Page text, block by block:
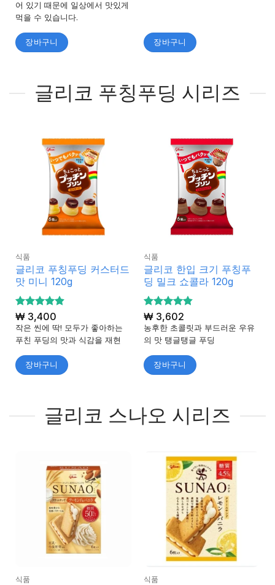
어 있기 때문에 일상에서 맛있게
먹을 수 있습니다.
장바구니 장바구니
글리코 푸칭푸딩 시리즈
식품
글리코 푸칭푸딩 커스터드
맛 미니 120g
5 중에서
4.92로 평
가됨
₩3,400
작은 씬에 딱! 모두가 좋아하는
푸친 푸딩의 맛과 식감을 재현
장바구니
식품
글리코 한입 크기 푸칭푸
딩 밀크 쇼콜라 120g
5 중에서
4.86로 평
가됨
₩3,602
농후한 초콜릿과 부드러운 우유
의 맛 탱글탱글 푸딩
장바구니
글리코 스나오 시리즈
식품 식품